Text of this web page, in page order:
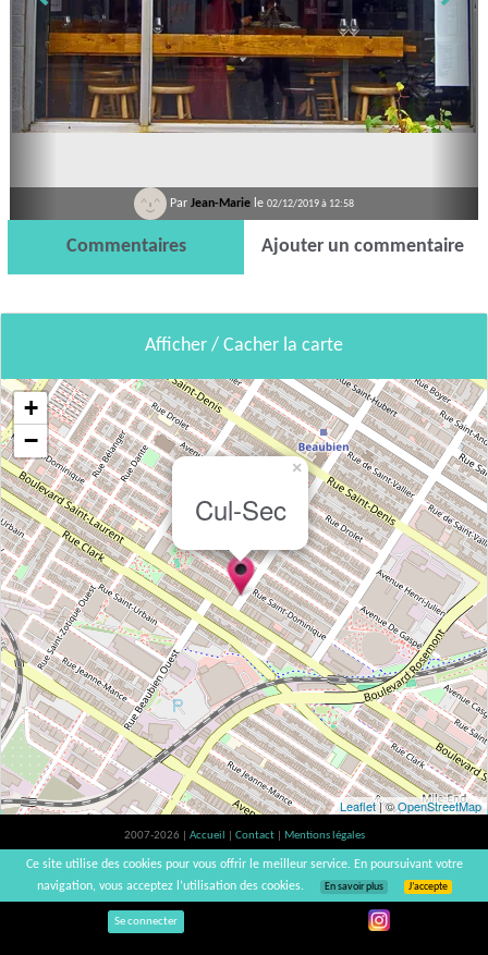
Par Jean-Marie le 02/12/2019 à 12:58
Commentaires Ajouter un commentaire
Afficher / Cacher la carte
Cul-Sec
×
+
−
Leaflet| ©OpenStreetMap
2007-2026 | Accueil Contact
Mentions légales
L'abus d'alcool est dangereux pour la santé, à consommer avec modération. |
vinsnaturels | v3.12
Se connecter
Ce site utilise des cookies pour vous offrir le meilleur service. En poursuivant votre
navigation, vous acceptez l’utilisation des cookies.
En savoir plus J’accepte